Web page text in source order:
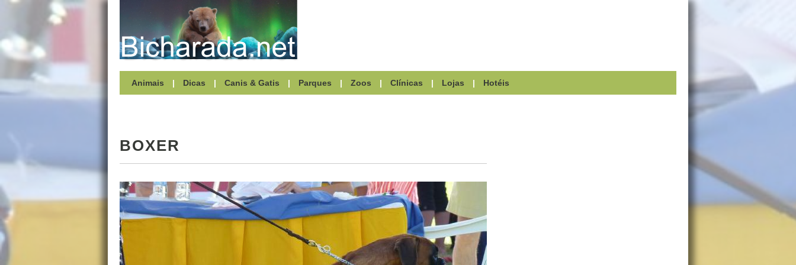
Animais | Dicas | Canis & Gatis | Parques | Zoos | Clínicas | Lojas | Hotéis
BOXER